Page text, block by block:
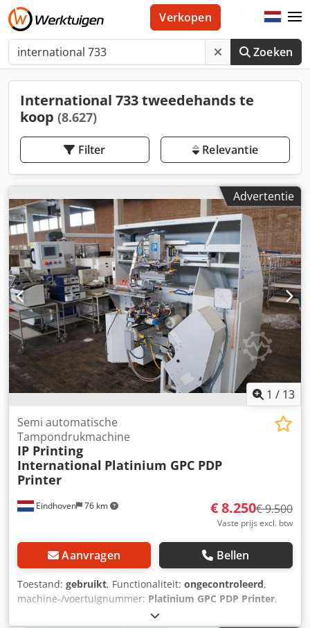
Zoeken
Verkopen
International 733 tweedehands te
koop (8.627)
Filter Relevantie
Advertentie
1 / 13
Eindhoven 76 km
Semi automatische
Tampondrukmachine
IP Printing
International Platinium GPC PDP
Printer
€ 8.250€ 9.500
Vaste prijs excl. btw
Aanvragen Bellen
Toestand: gebruikt, Functionaliteit: ongecontroleerd,
machine-/voertuignummer: Platinium GPC PDP Printer,
Gebruikte IP Semi Automatische Tampondrukinstallatie /